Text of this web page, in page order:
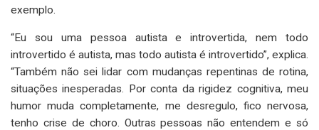
exemplo.
“Eu sou uma pessoa autista e introvertida, nem todo
introvertido é autista, mas todo autista é introvertido”, explica.
“Também não sei lidar com mudanças repentinas de rotina,
situações inesperadas. Por conta da rigidez cognitiva, meu
humor muda completamente, me desregulo, fico nervosa,
tenho crise de choro. Outras pessoas não entendem e só